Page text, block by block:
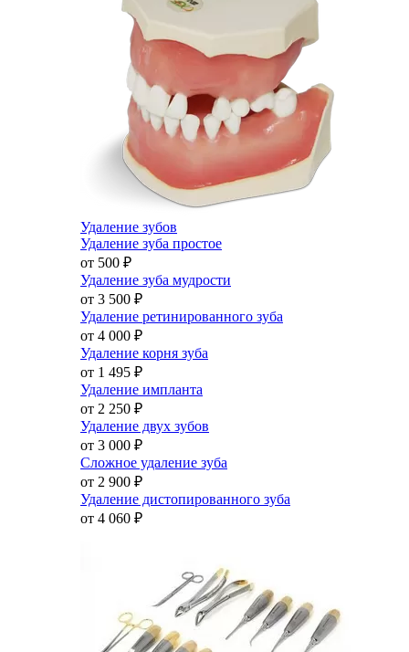
Удаление зубов
Удаление зуба простое
от 500 ₽
Удаление зуба мудрости
от 3 500 ₽
Удаление ретинированного зуба
от 4 000 ₽
Удаление корня зуба
от 1 495 ₽
Удаление импланта
от 2 250 ₽
Удаление двух зубов
от 3 000 ₽
Сложное удаление зуба
от 2 900 ₽
Удаление дистопированного зуба
от 4 060 ₽